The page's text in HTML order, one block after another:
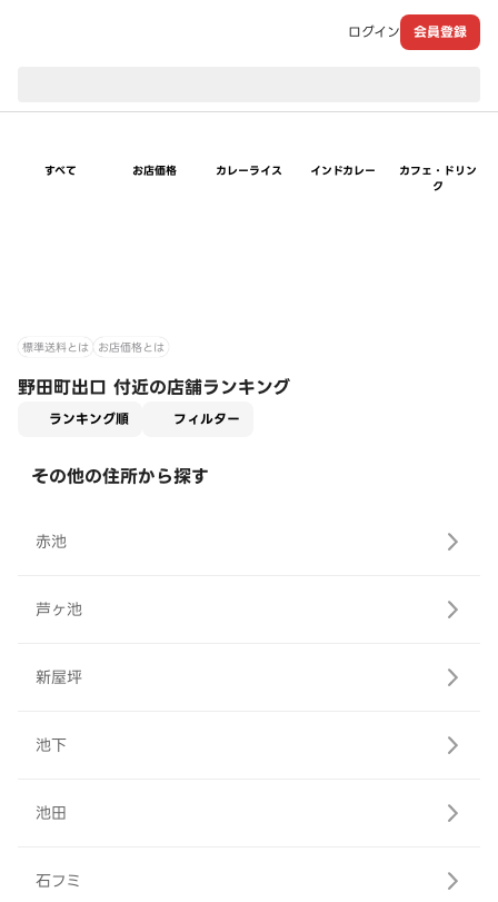
ログイン 会員登録
すべて お店価格 カレーライス インドカレー
カフェ・ドリン
ク
標準送料とは お店価格とは
野田町出口 付近の店舗ランキング
ランキング順 フィルター
その他の住所から探す
赤池
芦ヶ池
新屋坪
池下
池田
石フミ